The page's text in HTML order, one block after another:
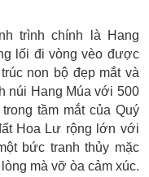
trình chính là Hang
lối đi vòng vèo được
non bộ đẹp mắt và
núi Hang Múa với 500
tầm mắt của Quý
Hoa Lư rộng lớn với
bức tranh thủy mặc
mà vỡ òa cảm xúc.